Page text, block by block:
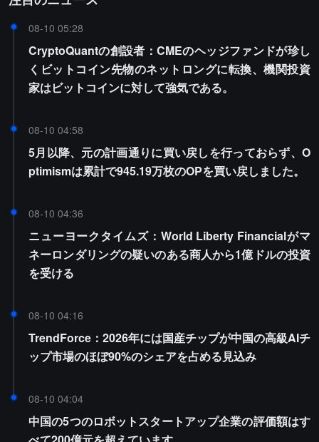
08-10 05:28
CryptoQuantの創設者：CMEのヘッジファンドが珍し
くビットコイン先物のネットロングに転換、機関投資
家はビットコインに対して強気である。
08-10 04:58
5月以降、元の計画通りに買い戻しを行っておらず、O
ptimismは累計で945.19万枚のOPを買い戻しました。
08-10 04:36
ニューヨークタイムズ：World Liberty Financialがマ
ネーロンダリングの疑いのある商人から1億ドルの投資
を受ける
08-10 04:16
TrendForce：2026年には国産チップが中国の高級AIチ
ップ市場のほぼ90%のシェアを占める見込み
08-10 04:04
中国の5つのロボットスタートアップ企業の評価額はす